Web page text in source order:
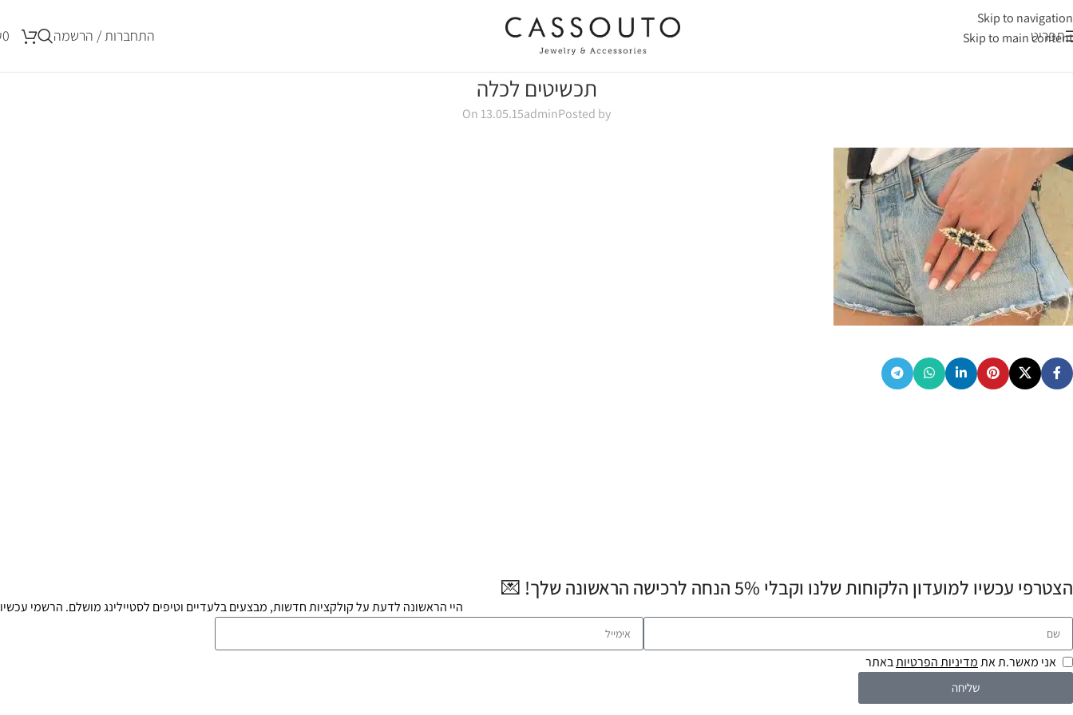
Skip to navigation
Skip to main content
תפריט התחברות / הרשמה 0
תכשיטים לכלה
Posted by
admin
On 13.05.15
הצטרפי עכשיו למועדון הלקוחות שלנו וקבלי 5% הנחה לרכישה הראשונה שלך! 💌
היי הראשונה לדעת על קולקציות חדשות, מבצעים בלעדיים וטיפים לסטיילינג מושלם. הרשמי עכשיו
אני מאשר.ת אתמדיניות הפרטיותבאתר
שליחה